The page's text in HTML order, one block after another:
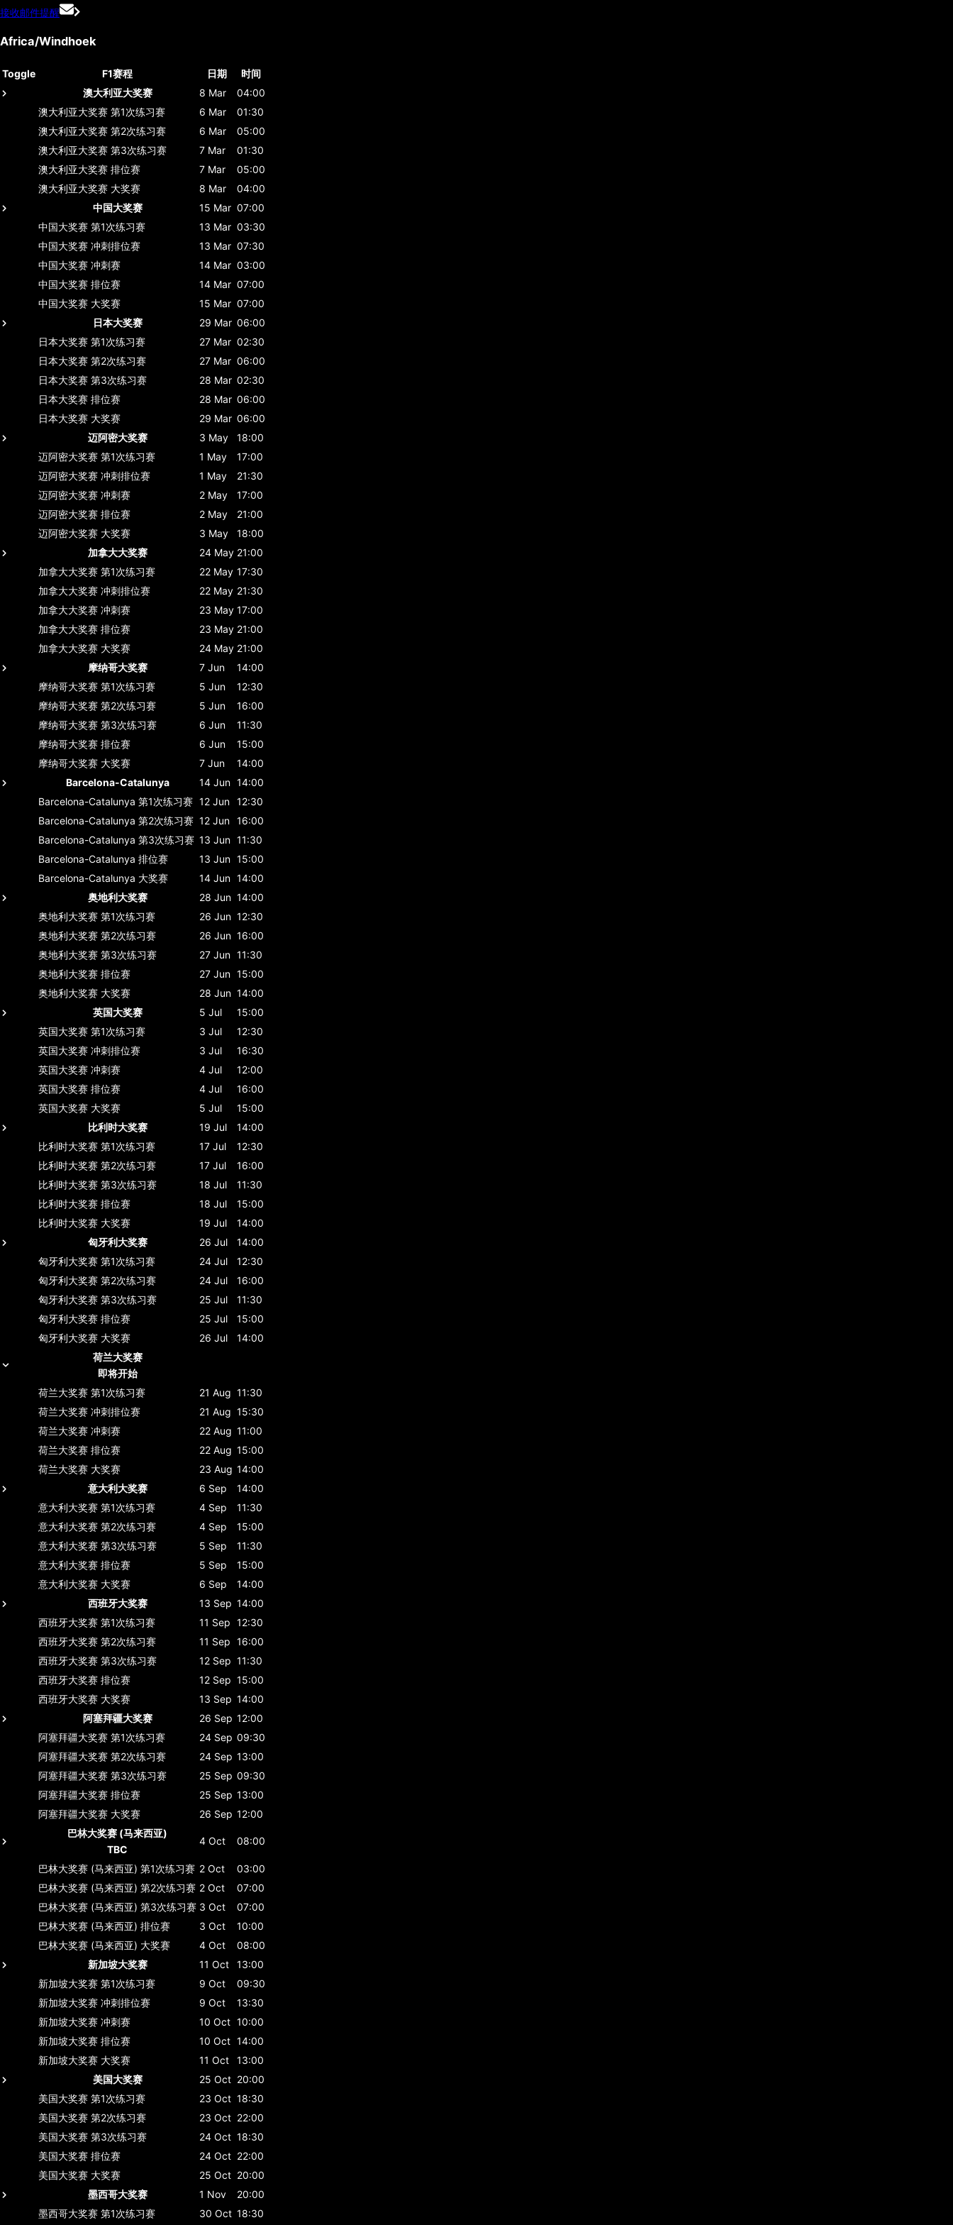
接收邮件提醒
Africa/Windhoek
Toggle F1赛程 日期
时间
澳大利亚大奖赛
8 Mar
04:00
澳大利亚大奖赛 第1次练习赛 6 Mar
01:30
澳大利亚大奖赛 第2次练习赛 6 Mar
05:00
澳大利亚大奖赛 第3次练习赛 7 Mar
01:30
澳大利亚大奖赛 排位赛 7 Mar
05:00
澳大利亚大奖赛 大奖赛 8 Mar
04:00
中国大奖赛
15 Mar 07:00
中国大奖赛 第1次练习赛 13 Mar 03:30
中国大奖赛 冲刺排位赛 13 Mar 07:30
中国大奖赛 冲刺赛 14 Mar 03:00
中国大奖赛 排位赛 14 Mar 07:00
中国大奖赛 大奖赛 15 Mar 07:00
日本大奖赛
29 Mar 06:00
日本大奖赛 第1次练习赛 27 Mar 02:30
日本大奖赛 第2次练习赛 27 Mar 06:00
日本大奖赛 第3次练习赛 28 Mar 02:30
日本大奖赛 排位赛 28 Mar 06:00
日本大奖赛 大奖赛 29 Mar 06:00
迈阿密大奖赛
3 May
18:00
迈阿密大奖赛 第1次练习赛 1 May
17:00
迈阿密大奖赛 冲刺排位赛 1 May
21:30
迈阿密大奖赛 冲刺赛 2 May
17:00
迈阿密大奖赛 排位赛 2 May
21:00
迈阿密大奖赛 大奖赛 3 May
18:00
加拿大大奖赛
24 May 21:00
加拿大大奖赛 第1次练习赛 22 May 17:30
加拿大大奖赛 冲刺排位赛 22 May 21:30
加拿大大奖赛 冲刺赛 23 May 17:00
加拿大大奖赛 排位赛 23 May 21:00
加拿大大奖赛 大奖赛 24 May 21:00
摩纳哥大奖赛
7 Jun
14:00
摩纳哥大奖赛 第1次练习赛 5 Jun
12:30
摩纳哥大奖赛 第2次练习赛 5 Jun
16:00
摩纳哥大奖赛 第3次练习赛 6 Jun
11:30
摩纳哥大奖赛 排位赛 6 Jun
15:00
摩纳哥大奖赛 大奖赛 7 Jun
14:00
Barcelona-Catalunya
14 Jun 14:00
Barcelona-Catalunya 第1次练习赛 12 Jun 12:30
Barcelona-Catalunya 第2次练习赛 12 Jun 16:00
Barcelona-Catalunya 第3次练习赛 13 Jun 11:30
Barcelona-Catalunya 排位赛 13 Jun 15:00
Barcelona-Catalunya 大奖赛 14 Jun 14:00
奥地利大奖赛
28 Jun 14:00
奥地利大奖赛 第1次练习赛 26 Jun 12:30
奥地利大奖赛 第2次练习赛 26 Jun 16:00
奥地利大奖赛 第3次练习赛 27 Jun 11:30
奥地利大奖赛 排位赛 27 Jun 15:00
奥地利大奖赛 大奖赛 28 Jun 14:00
英国大奖赛
5 Jul
15:00
英国大奖赛 第1次练习赛 3 Jul
12:30
英国大奖赛 冲刺排位赛 3 Jul
16:30
英国大奖赛 冲刺赛 4 Jul
12:00
英国大奖赛 排位赛 4 Jul
16:00
英国大奖赛 大奖赛 5 Jul
15:00
比利时大奖赛
19 Jul
14:00
比利时大奖赛 第1次练习赛 17 Jul
12:30
比利时大奖赛 第2次练习赛 17 Jul
16:00
比利时大奖赛 第3次练习赛 18 Jul
11:30
比利时大奖赛 排位赛 18 Jul
15:00
比利时大奖赛 大奖赛 19 Jul
14:00
匈牙利大奖赛
26 Jul
14:00
匈牙利大奖赛 第1次练习赛 24 Jul
12:30
匈牙利大奖赛 第2次练习赛 24 Jul
16:00
匈牙利大奖赛 第3次练习赛 25 Jul
11:30
匈牙利大奖赛 排位赛 25 Jul
15:00
匈牙利大奖赛 大奖赛 26 Jul
14:00
荷兰大奖赛
即将开始
荷兰大奖赛 第1次练习赛 21 Aug 11:30
荷兰大奖赛 冲刺排位赛 21 Aug 15:30
荷兰大奖赛 冲刺赛 22 Aug 11:00
荷兰大奖赛 排位赛 22 Aug 15:00
荷兰大奖赛 大奖赛 23 Aug 14:00
意大利大奖赛
6 Sep
14:00
意大利大奖赛 第1次练习赛 4 Sep
11:30
意大利大奖赛 第2次练习赛 4 Sep
15:00
意大利大奖赛 第3次练习赛 5 Sep
11:30
意大利大奖赛 排位赛 5 Sep
15:00
意大利大奖赛 大奖赛 6 Sep
14:00
西班牙大奖赛
13 Sep 14:00
西班牙大奖赛 第1次练习赛 11 Sep 12:30
西班牙大奖赛 第2次练习赛 11 Sep 16:00
西班牙大奖赛 第3次练习赛 12 Sep 11:30
西班牙大奖赛 排位赛 12 Sep 15:00
西班牙大奖赛 大奖赛 13 Sep 14:00
阿塞拜疆大奖赛
26 Sep 12:00
阿塞拜疆大奖赛 第1次练习赛 24 Sep 09:30
阿塞拜疆大奖赛 第2次练习赛 24 Sep 13:00
阿塞拜疆大奖赛 第3次练习赛 25 Sep 09:30
阿塞拜疆大奖赛 排位赛 25 Sep 13:00
阿塞拜疆大奖赛 大奖赛 26 Sep 12:00
巴林大奖赛 (马来西亚)
TBC
4 Oct 08:00
巴林大奖赛 (马来西亚) 第1次练习赛 2 Oct
03:00
巴林大奖赛 (马来西亚) 第2次练习赛 2 Oct
07:00
巴林大奖赛 (马来西亚) 第3次练习赛 3 Oct
07:00
巴林大奖赛 (马来西亚) 排位赛 3 Oct
10:00
巴林大奖赛 (马来西亚) 大奖赛 4 Oct
08:00
新加坡大奖赛
11 Oct
13:00
新加坡大奖赛 第1次练习赛 9 Oct
09:30
新加坡大奖赛 冲刺排位赛 9 Oct
13:30
新加坡大奖赛 冲刺赛 10 Oct 10:00
新加坡大奖赛 排位赛 10 Oct 14:00
新加坡大奖赛 大奖赛 11 Oct
13:00
美国大奖赛
25 Oct 20:00
美国大奖赛 第1次练习赛 23 Oct 18:30
美国大奖赛 第2次练习赛 23 Oct 22:00
美国大奖赛 第3次练习赛 24 Oct 18:30
美国大奖赛 排位赛 24 Oct 22:00
美国大奖赛 大奖赛 25 Oct 20:00
墨西哥大奖赛
1 Nov
20:00
墨西哥大奖赛 第1次练习赛 30 Oct 18:30